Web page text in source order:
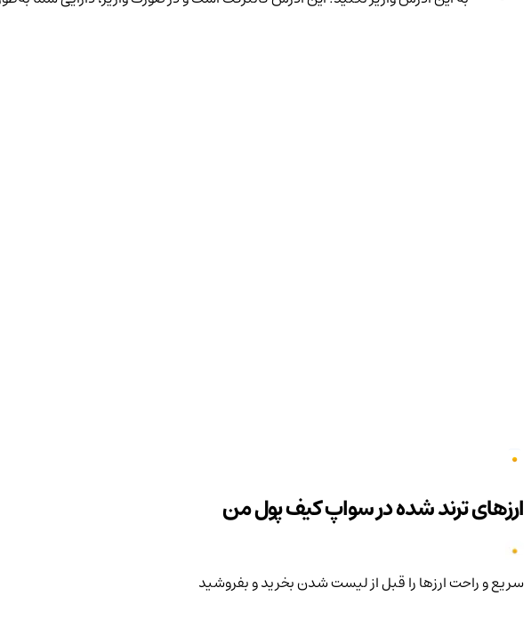
ارزهای ترند شده در سواپ کیف پول من
سریع و راحت ارزها را قبل از لیست شدن بخرید و بفروشید